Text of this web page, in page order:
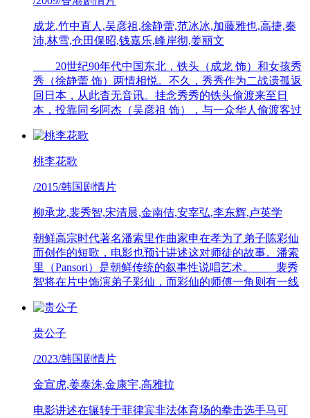
成龙,竹中直人,吴彦祖,徐静蕾,范冰冰,加藤雅也,高捷,秦
沛,林雪,仓田保昭,钱嘉乐,峰岸彻,姜丽文
20世纪90年代中国东北，铁头（成龙 饰）和女孩秀
秀（徐静蕾 饰）两情相悦。不久，秀秀作为二战遗孤返
回日本，从此杳无音讯。挂念秀秀的铁头偷渡来至日
本，投靠同乡阿杰（吴彦祖 饰），与一众华人偷渡客过
桃李花歌
/2015/韩国剧情片
柳承龙,裴秀智,宋清晨,金南佶,安宰弘,李东辉,卢英学
朝鲜高宗时代著名潘索里作曲家申在孝为了弟子陈彩仙
而创作的短歌，电影也预计讲述这对师徒的故事。潘索
里（Pansori）是朝鲜传统的叙事性说唱艺术。 裴秀
智将在片中饰演弟子彩仙，而彩仙的师傅一角则有一线
贵公子
/2023/韩国剧情片
金宣虎,姜泰洙,金康宇,高雅拉
电影讲述在辗转于菲律宾非法体育场的拳击选手马可